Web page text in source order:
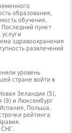
образования,
обучения,
Последний пункт
здравоохранения
развлечений
уровень
стране войти в
Зеландия (5),
(9) и Люксембург
Польша,
рейтинга
СНГ.